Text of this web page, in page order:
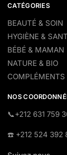
CATÉGORIES
BEAUTÉ & SOIN
HYGIÈNE &
BÉBÉ & MAMAN
NATURE & BIO
COMPLÉMENTS
NOS
​📞+212 631 759
☎️​ +212 524 392